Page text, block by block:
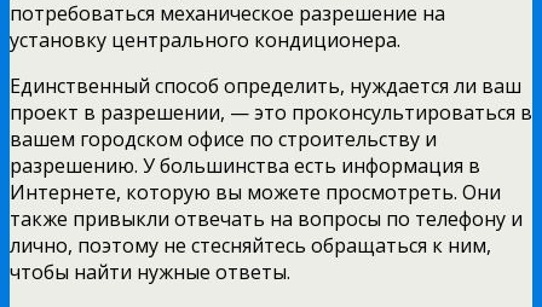
потребоваться механическое разрешение на
установку центрального кондиционера.
Единственный способ определить, нуждается ли ваш
проект в разрешении, — это проконсультироваться в
вашем городском офисе по строительству и
разрешению. У большинства есть информация в
Интернете, которую вы можете просмотреть. Они
также привыкли отвечать на вопросы по телефону и
лично, поэтому не стесняйтесь обращаться к ним,
чтобы найти нужные ответы.